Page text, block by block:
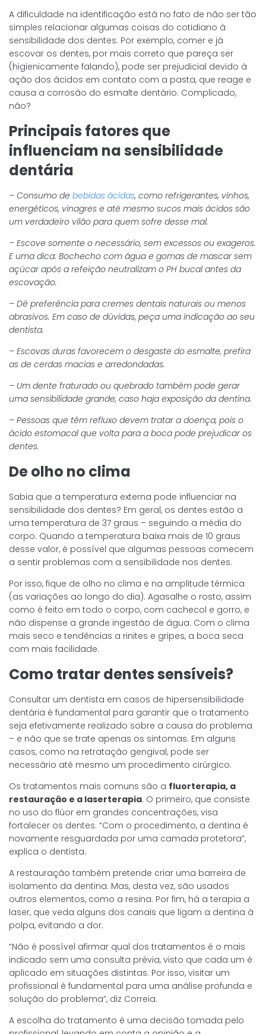
A dificuldade na identificação está no fato de não ser tão
simples relacionar algumas coisas do cotidiano à
sensibilidade dos dentes. Por exemplo, comer e já
escovar os dentes, por mais correto que pareça ser
(higienicamente falando), pode ser prejudicial devido à
ação dos ácidos em contato com a pasta, que reage e
causa a corrosão do esmalte dentário. Complicado,
não?
Principais fatores que
influenciam na sensibilidade
dentária
– Consumo de bebidas ácidas, como refrigerantes, vinhos,
energéticos, vinagres e até mesmo sucos mais ácidos são
um verdadeiro vilão para quem sofre desse mal.
– Escove somente o necessário, sem excessos ou exageros.
E uma dica: Bochecho com água e gomas de mascar sem
açúcar após a refeição neutralizam o PH bucal antes da
escovação.
– Dê preferência para cremes dentais naturais ou menos
abrasivos. Em caso de dúvidas, peça uma indicação ao seu
dentista.
– Escovas duras favorecem o desgaste do esmalte, prefira
as de cerdas macias e arredondadas.
– Um dente fraturado ou quebrado também pode gerar
uma sensibilidade grande, caso haja exposição da dentina.
– Pessoas que têm refluxo devem tratar a doença, pois o
ácido estomacal que volta para a boca pode prejudicar os
dentes.
De olho no clima
Sabia que a temperatura externa pode influenciar na
sensibilidade dos dentes? Em geral, os dentes estão a
uma temperatura de 37 graus – seguindo a média do
corpo. Quando a temperatura baixa mais de 10 graus
desse valor, é possível que algumas pessoas comecem
a sentir problemas com a sensibilidade nos dentes.
Por isso, fique de olho no clima e na amplitude térmica
(as variações ao longo do dia). Agasalhe o rosto, assim
como é feito em todo o corpo, com cachecol e gorro, e
não dispense a grande ingestão de água. Com o clima
mais seco e tendências a rinites e gripes, a boca seca
com mais facilidade.
Como tratar dentes sensíveis?
Consultar um dentista em casos de hipersensibilidade
dentária é fundamental para garantir que o tratamento
seja efetivamente realizado sobre a causa do problema
– e não que se trate apenas os sintomas. Em alguns
casos, como na retratação gengival, pode ser
necessário até mesmo um procedimento cirúrgico.
Os tratamentos mais comuns são a fluorterapia, a
restauração e a laserterapia. O primeiro, que consiste
no uso do flúor em grandes concentrações, visa
fortalecer os dentes. “Com o procedimento, a dentina é
novamente resguardada por uma camada protetora”,
explica o dentista.
A restauração também pretende criar uma barreira de
isolamento da dentina. Mas, desta vez, são usados
outros elementos, como a resina. Por fim, há a terapia a
laser, que veda alguns dos canais que ligam a dentina à
polpa, evitando a dor.
“Não é possível afirmar qual dos tratamentos é o mais
indicado sem uma consulta prévia, visto que cada um é
aplicado em situações distintas. Por isso, visitar um
profissional é fundamental para uma análise profunda e
solução do problema”, diz Correia.
A escolha do tratamento é uma decisão tomada pelo